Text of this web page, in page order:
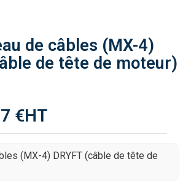
de câbles (MX-4)
de tête de moteur)
€HT
(MX-4) DRYFT (câble de tête de